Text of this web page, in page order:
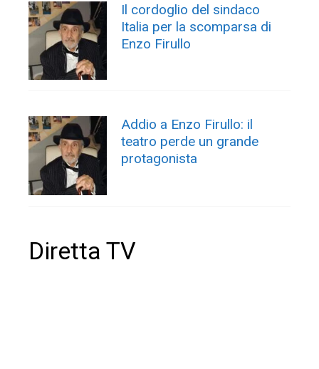
Il cordoglio del sindaco
Italia per la scomparsa di
Enzo Firullo
Addio a Enzo Firullo: il
teatro perde un grande
protagonista
Diretta TV